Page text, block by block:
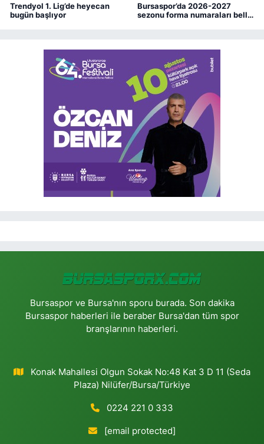
Trendyol 1. Lig’de heyecan
bugün başlıyor
Bursaspor’da 2026-2027
sezonu forma numaraları belli
Bursaspor ve Bursa'nın sporu burada. Son dakika
Bursaspor haberleri ile beraber Bursa'dan tüm spor
branşlarının haberleri.
Konak Mahallesi Olgun Sokak No:48 Kat 3 D 11 (Seda
Plaza) Nilüfer/Bursa/Türkiye
0224 221 0 333
[email protected]